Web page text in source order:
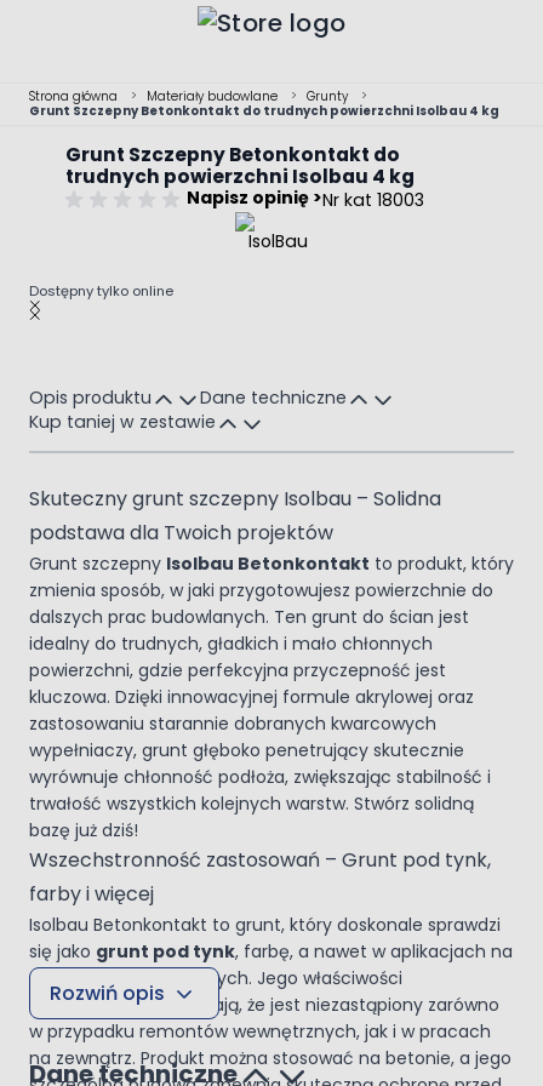
Strona główna > Materiały budowlane > Grunty
>
Grunt Szczepny Betonkontakt do trudnych powierzchni Isolbau 4 kg
Grunt Szczepny Betonkontakt do
trudnych powierzchni Isolbau 4 kg
Napisz opinię >Nr kat 18003
Dostępny tylko online
Main image
Click to view image in fullscreen
Opis produktu
Dane techniczne
Kup taniej w zestawie
Skuteczny grunt szczepny Isolbau – Solidna
podstawa dla Twoich projektów
Grunt szczepny Isolbau Betonkontakt to produkt, który
zmienia sposób, w jaki przygotowujesz powierzchnie do
dalszych prac budowlanych. Ten grunt do ścian jest
idealny do trudnych, gładkich i mało chłonnych
powierzchni, gdzie perfekcyjna przyczepność jest
kluczowa. Dzięki innowacyjnej formule akrylowej oraz
zastosowaniu starannie dobranych kwarcowych
wypełniaczy, grunt głęboko penetrujący skutecznie
wyrównuje chłonność podłoża, zwiększając stabilność i
trwałość wszystkich kolejnych warstw. Stwórz solidną
bazę już dziś!
Wszechstronność zastosowań – Grunt pod tynk,
farby i więcej
Isolbau Betonkontakt to grunt, który doskonale sprawdzi
się jako grunt pod tynk, farbę, a nawet w aplikacjach na
elementach drewnianych. Jego właściwości
mrozoodporne sprawiają, że jest niezastąpiony zarówno
w przypadku remontów wewnętrznych, jak i w pracach
na zewnątrz. Produkt można stosować na betonie, a jego
Rozwiń opis
Dane techniczne